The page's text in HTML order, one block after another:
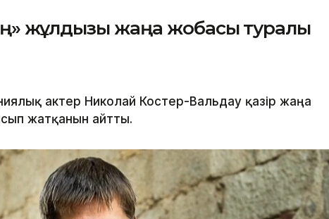
жұлдызы жаңа жобасы туралы
актер Николай Костер-Вальдау қазір жаңа
жатқанын айтты.